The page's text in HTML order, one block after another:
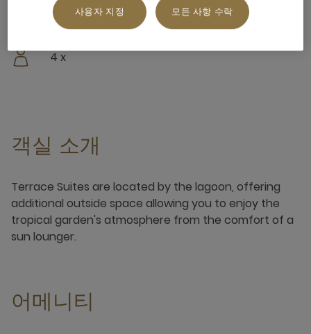
라군 전망
4 x
객실 소개
Terrace Suites are located by the lagoon, offering
additional outside space allowing you to enjoy the
tropical garden's atmosphere from the comfort of a
sun lounger.
어메니티
사용자 지정 모든 사항 수락